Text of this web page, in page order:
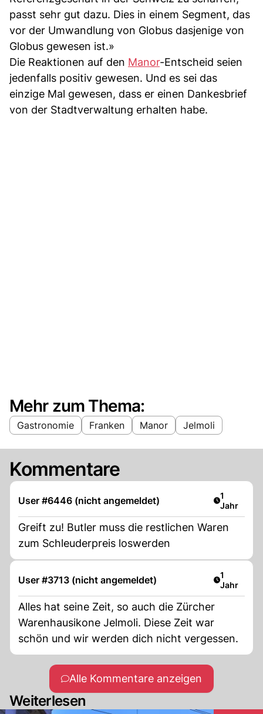
passt sehr gut dazu. Dies in einem Segment, das
vor der Umwandlung von Globus dasjenige von
Globus gewesen ist.»
Die Reaktionen auf den Manor-Entscheid seien
jedenfalls positiv gewesen. Und es sei das
einzige Mal gewesen, dass er einen Dankesbrief
von der Stadtverwaltung erhalten habe.
Mehr zum Thema:
Gastronomie Franken Manor Jelmoli
Kommentare
User #6446 (nicht angemeldet) Artikel
1
Jahr
Greift zu! Butler muss die restlichen Waren
zum Schleuderpreis loswerden
User #3713 (nicht angemeldet) Artikel
1
Jahr
Alles hat seine Zeit, so auch die Zürcher
Warenhausikone Jelmoli. Diese Zeit war
schön und wir werden dich nicht vergessen.
Alle Kommentare anzeigen
Weiterlesen